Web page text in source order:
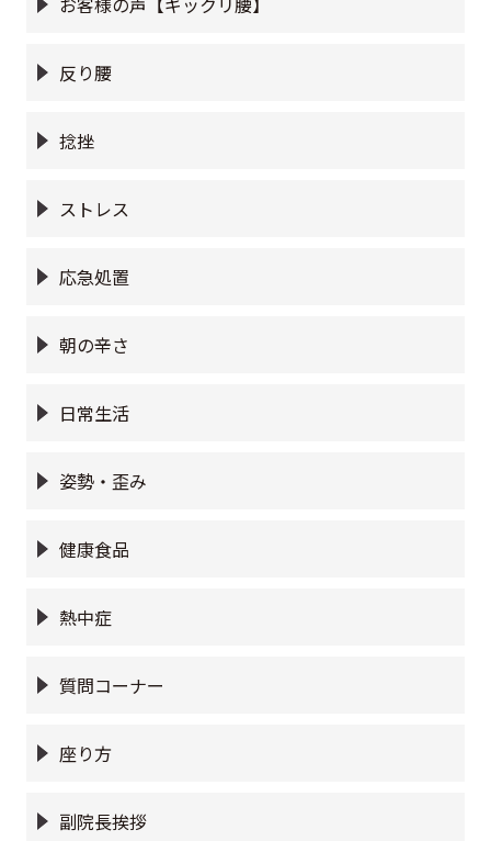
反り腰
捻挫
ストレス
応急処置
朝の辛さ
日常生活
姿勢・歪み
健康食品
熱中症
質問コーナー
座り方
副院長挨拶